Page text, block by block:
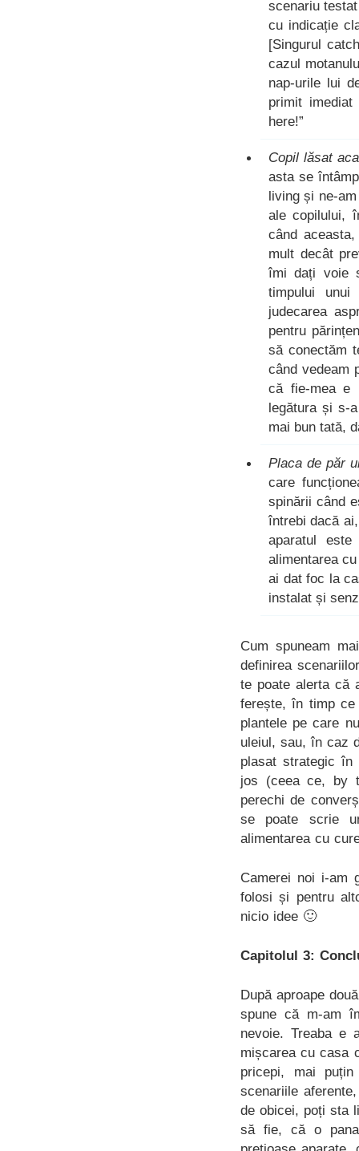
scenariu
cu indicație
[Singurul
cazul
nap-urile lui
primit
here!”
Copil lăsat
asta se
living și ne-
ale copilului,
când
mult decât
îmi dați voie
timpului
judecarea
pentru
să conectăm
când vedeam
că fie-mea e
legătura și s-
mai bun tată,
Placa de păr
care
spinării când
întrebi dacă
aparatul
alimentarea
ai dat foc la
instalat și
Cum spuneam
definirea
te poate alerta că
ferește, în timp
plantele pe care
uleiul, sau, în caz
plasat strategic în
jos (ceea ce, by
perechi de
se poate scrie
alimentarea cu
Camerei noi i-am
folosi și pentru
nicio idee 🙂
Capitolul 3:
După aproape
spune că m-am
nevoie. Treaba e
mișcarea cu casa
pricepi, mai
scenariile
de obicei, poți sta
să fie, că o